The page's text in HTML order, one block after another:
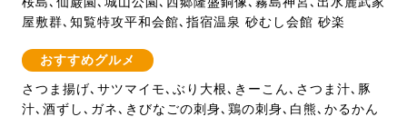
屋敷群､知覧特攻平和会館､指宿温泉 砂むし会館 砂楽
おすすめグルメ
さつま揚げ､サツマイモ､ぶり大根､きーこん､さつま汁､豚
汁､酒ずし､ガネ､きびなごの刺身､鶏の刺身､白熊､かるかん